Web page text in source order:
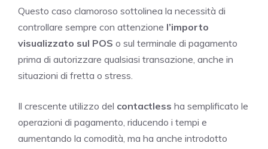
Questo caso clamoroso sottolinea la necessità di
controllare sempre con attenzione l’importo
visualizzato sul POS o sul terminale di pagamento
prima di autorizzare qualsiasi transazione, anche in
situazioni di fretta o stress.
Il crescente utilizzo del contactless ha semplificato le
operazioni di pagamento, riducendo i tempi e
aumentando la comodità, ma ha anche introdotto